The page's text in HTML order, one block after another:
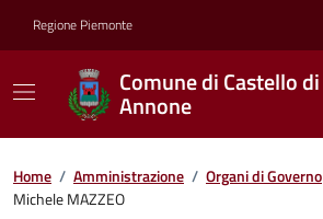
Regione Piemonte
Comune di Castello di
Annone
Home / Amministrazione / Organi di Governo
Michele MAZZEO